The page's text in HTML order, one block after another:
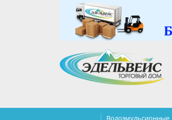
Водоэмульсионные